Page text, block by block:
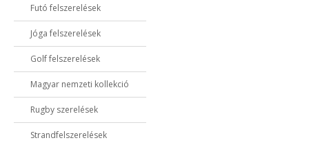
Futó felszerelések
Jóga felszerelések
Golf felszerelések
Magyar nemzeti kollekció
Rugby szerelések
Strandfelszerelések